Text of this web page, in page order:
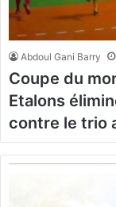
Abdoul Gani Barry
Coupe du
Etalons
contre le trio